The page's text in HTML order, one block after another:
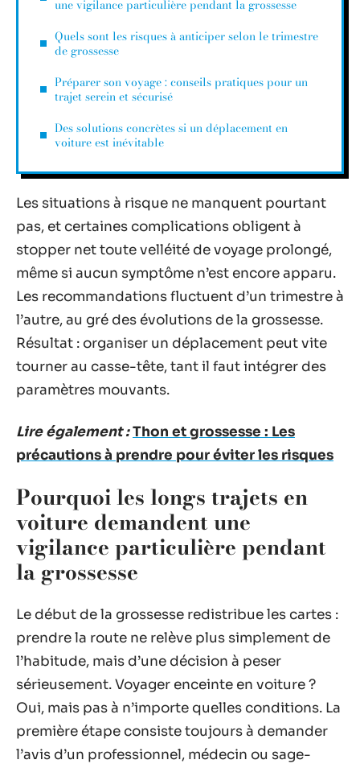
une vigilance particulière pendant la grossesse
Quels sont les risques à anticiper selon le trimestre
de grossesse
Préparer son voyage : conseils pratiques pour un
trajet serein et sécurisé
Des solutions concrètes si un déplacement en
voiture est inévitable
Les situations à risque ne manquent pourtant
pas, et certaines complications obligent à
stopper net toute velléité de voyage prolongé,
même si aucun symptôme n’est encore apparu.
Les recommandations fluctuent d’un trimestre à
l’autre, au gré des évolutions de la grossesse.
Résultat : organiser un déplacement peut vite
tourner au casse-tête, tant il faut intégrer des
paramètres mouvants.
Lire également :Thon et grossesse : Les
précautions à prendre pour éviter les risques
Pourquoi les longs trajets en
voiture demandent une
vigilance particulière pendant
la grossesse
Le début de la grossesse redistribue les cartes :
prendre la route ne relève plus simplement de
l’habitude, mais d’une décision à peser
sérieusement. Voyager enceinte en voiture ?
Oui, mais pas à n’importe quelles conditions. La
première étape consiste toujours à demander
l’avis d’un professionnel, médecin ou sage-